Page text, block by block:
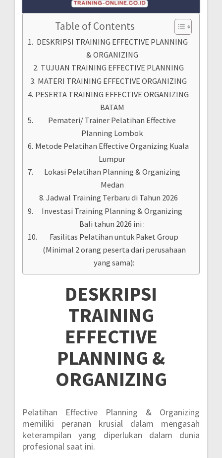
Table of Contents
DESKRIPSI TRAINING EFFECTIVE PLANNING
& ORGANIZING
TUJUAN TRAINING EFFECTIVE PLANNING
MATERI TRAINING EFFECTIVE ORGANIZING
PESERTA TRAINING EFFECTIVE ORGANIZING
BATAM
Pemateri/ Trainer Pelatihan Effective
Planning Lombok
Metode Pelatihan Effective Organizing Kuala
Lumpur
Lokasi Pelatihan Planning & Organizing
Medan
Jadwal Training Terbaru di Tahun 2026
Investasi Training Planning & Organizing
Bali tahun 2026 ini :
Fasilitas Pelatihan untuk Paket Group
(Minimal 2 orang peserta dari perusahaan
yang sama):
DESKRIPSI
TRAINING
EFFECTIVE
PLANNING &
ORGANIZING
Pelatihan Effective Planning & Organizing
memiliki peranan krusial dalam mengasah
keterampilan yang diperlukan dalam dunia
profesional saat ini.